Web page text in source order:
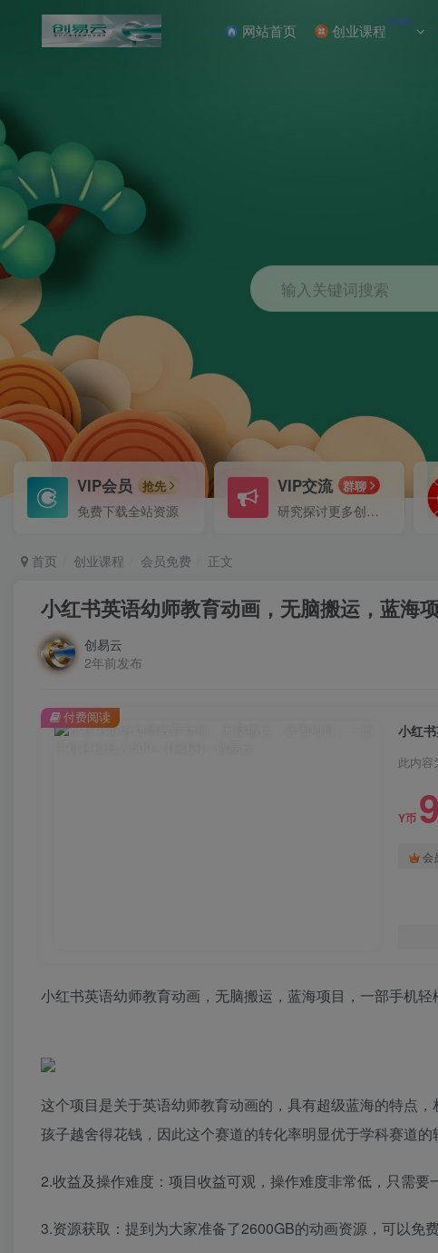
网站首页 创业课程 NEW
输入关键词搜索
VIP会员 抢先
免费下载全站资源
VIP交流 群聊
研究探讨更多创业项目路子。
首页 创业课程 会员免费 正文
小红书英语幼师教育动画，无脑搬运，蓝海
创易云
2年前发布
小红
此内容
Y币
会
付费阅读
小红书英语幼师教育动画，无脑搬运，蓝海项目，一部手机轻
这个项目是关于英语幼师教育动画的，具有超级蓝海的特点
孩子越舍得花钱，因此这个赛道的转化率明显优于学科赛道的
2.收益及操作难度：项目收益可观，操作难度非常低，只需
3.资源获取：提到为大家准备了2600GB的动画资源，可以免费